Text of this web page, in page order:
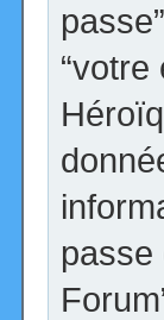
“votre
passe